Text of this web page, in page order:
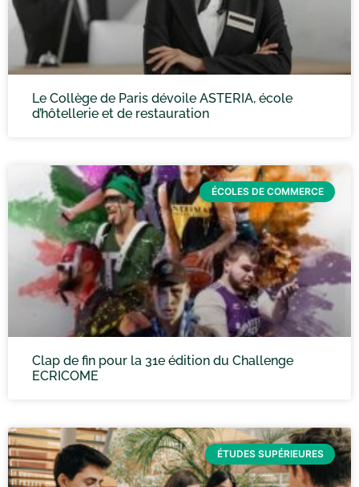
Le Collège de Paris dévoile ASTERIA, école
d’hôtellerie et de restauration
ÉCOLES DE COMMERCE
Clap de fin pour la 31e édition du Challenge
ECRICOME
ÉTUDES SUPÉRIEURES